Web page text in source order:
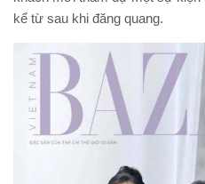
kể từ sau khi đăng quang.